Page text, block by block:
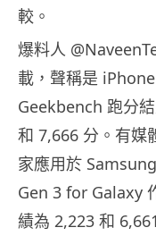
較。
爆料人
載，聲稱是
Geekbench 跑分
和 7,666 分。有媒
家應用於
Gen 3 for Galaxy
績為 2,223 和